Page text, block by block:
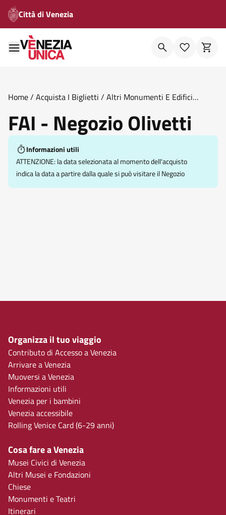
Città di Venezia
Home/ Acquista I Biglietti / Altri Monumenti E Edifici
FAI - Negozio Olivetti
Informazioni utili
ATTENZIONE: la data selezionata al momento dell'acquisto
indica la data a partire dalla quale si può visitare il Negozio
Organizza il tuo viaggio
Contributo di Accesso a Venezia
Arrivare a Venezia
Muoversi a Venezia
Informazioni utili
Venezia per i bambini
Venezia accessibile
Rolling Venice Card (6-29 anni)
Cosa fare a Venezia
Musei Civici di Venezia
Altri Musei e Fondazioni
Chiese
Monumenti e Teatri
Itinerari